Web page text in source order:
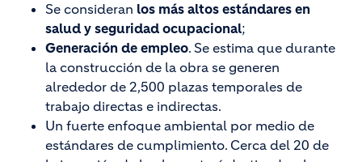
Se consideran los más altos estándares en
salud y seguridad ocupacional;
Generación de empleo. Se estima que durante
la construcción de la obra se generen
alrededor de 2,500 plazas temporales de
trabajo directas e indirectas.
Un fuerte enfoque ambiental por medio de
estándares de cumplimiento. Cerca del 20 de